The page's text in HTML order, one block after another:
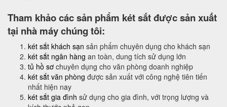
Tham khảo các sản phẩm két sắt được sản xuất
tại nhà máy chúng tôi:
két sắt khách sạn sản phẩm chuyên dụng cho khách sạn
két sắt ngân hàng an toàn, dung tích sử dụng lớn
tủ hồ sơ chuyên dụng cho văn phòng doanh nghiệp
két sắt văn phòng được sản xuất với công nghệ tiên tiến
nhất hiện nay
két sắt gia đình sử dụng cho gia đình, với trọng lượng và